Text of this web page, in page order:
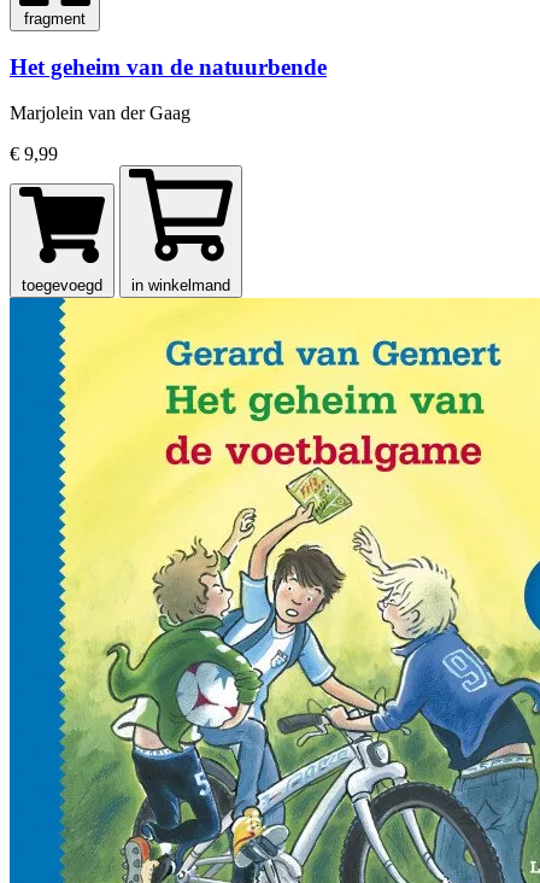
fragment
Het geheim van de natuurbende
Marjolein van der Gaag
€ 9,99
toegevoegd in winkelmand